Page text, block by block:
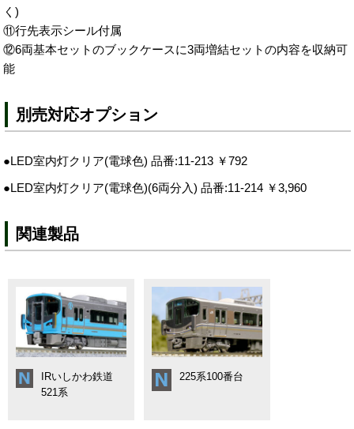
く)
⑪行先表示シール付属
⑫6両基本セットのブックケースに3両増結セットの内容を収納可
能
別売対応オプション
●LED室内灯クリア(電球色) 品番:11-213 ￥792
●LED室内灯クリア(電球色)(6両分入) 品番:11-214 ￥3,960
関連製品
IRいしかわ鉄道
521系
225系100番台